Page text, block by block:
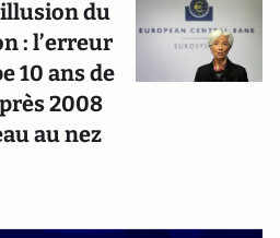
du
: l’erreur
10 ans de
2008
au nez